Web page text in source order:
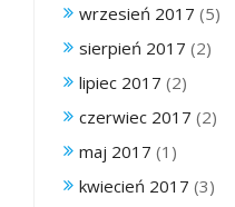
wrzesień 2017 (5)
sierpień 2017 (2)
lipiec 2017 (2)
czerwiec 2017 (2)
maj 2017 (1)
kwiecień 2017 (3)